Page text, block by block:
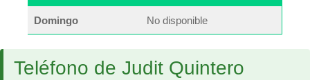
Domingo No disponible
Teléfono de Judit Quintero